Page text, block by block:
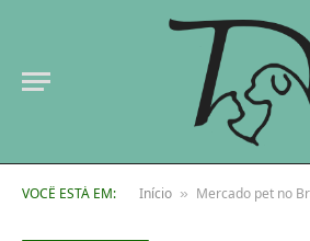
VOCÊ ESTÁ EM: Início » Mercado pet no Brasil bate recordes e já